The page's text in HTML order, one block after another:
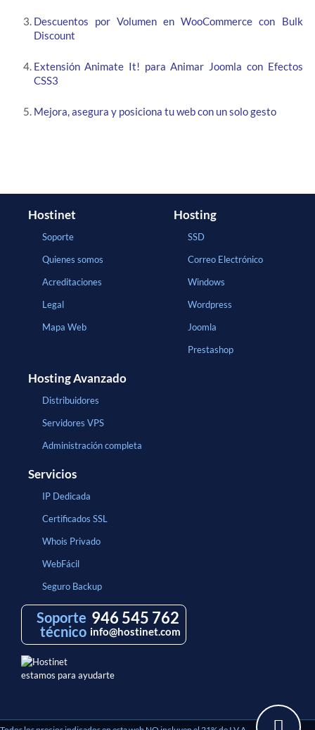
Descuentos por Volumen en WooCommerce con Bulk
Discount
Extensión Animate It! para Animar Joomla con Efectos
CSS3
Mejora, asegura y posiciona tu web con un solo gesto
Hostinet
Soporte
Quienes somos
Acreditaciones
Legal
Mapa Web
Hosting
SSD
Correo Electrónico
Windows
Wordpress
Joomla
Prestashop
Hosting Avanzado
Distribuidores
Servidores VPS
Administración completa
Servicios
IP Dedicada
Certificados SSL
Whois Privado
WebFácil
Seguro Backup
Soporte
técnico
946 545 762
info@hostinet.com
estamos para ayudarte